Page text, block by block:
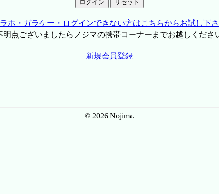
ホ・ガラケー・ログインできない方はこちらからお試し下
点ございましたらノジマの携帯コーナーまでお越しくださ
新規会員登録
© 2026 Nojima.